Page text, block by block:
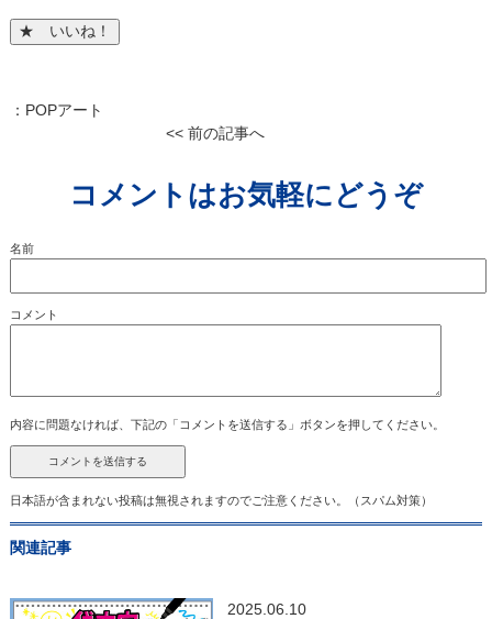
： POPアート
<< 前の記事へ
コメントはお気軽にどうぞ
名前
コメント
内容に問題なければ、下記の「コメントを送信する」ボタンを押してください。
日本語が含まれない投稿は無視されますのでご注意ください。（スパム対策）
関連記事
2025.06.10